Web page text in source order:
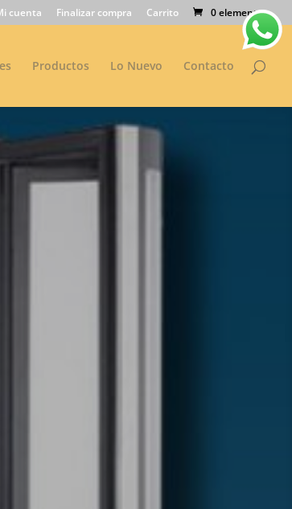
cuenta Finalizar compra Carrito 0 elementos
Productos Lo Nuevo Contacto